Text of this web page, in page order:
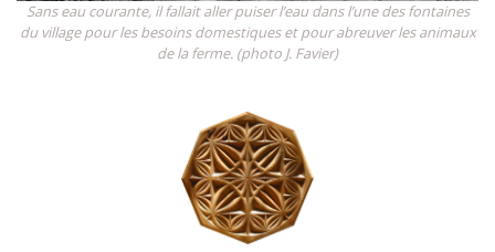
Sans eau courante, il fallait aller puiser l’eau dans l’une des fontaines
du village pour les besoins domestiques et pour abreuver les animaux
de la ferme. (photo J. Favier)